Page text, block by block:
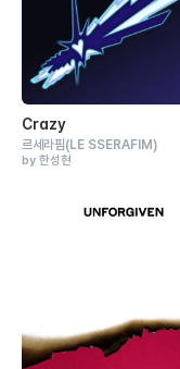
Crazy
르세라핌(LE SSERAFIM)
by 한성현